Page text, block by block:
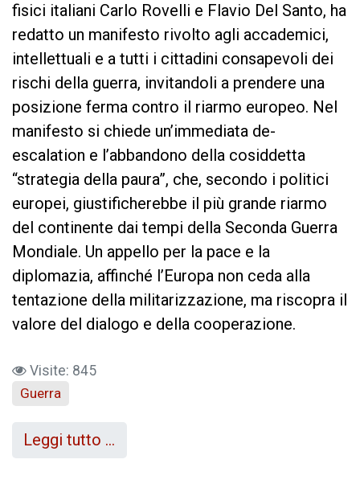
fisici italiani Carlo Rovelli e Flavio Del Santo, ha
redatto un manifesto rivolto agli accademici,
intellettuali e a tutti i cittadini consapevoli dei
rischi della guerra, invitandoli a prendere una
posizione ferma contro il riarmo europeo. Nel
manifesto si chiede un’immediata de-
escalation e l’abbandono della cosiddetta
“strategia della paura”, che, secondo i politici
europei, giustificherebbe il più grande riarmo
del continente dai tempi della Seconda Guerra
Mondiale. Un appello per la pace e la
diplomazia, affinché l’Europa non ceda alla
tentazione della militarizzazione, ma riscopra il
valore del dialogo e della cooperazione.
Visite: 845
Guerra
Leggi tutto …